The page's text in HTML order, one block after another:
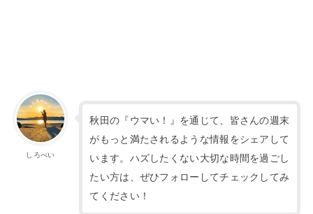
しろべい
秋田の『ウマい！』を通じて、皆さんの週末
がもっと満たされるような情報をシェアして
います。ハズしたくない大切な時間を過ごし
たい方は、ぜひフォローしてチェックしてみ
てください！